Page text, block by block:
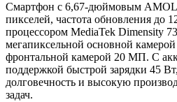
Смартфон с 6,67-дюймовым
пикселей, частота обновления до
процессором MediaTek Dimensity
мегапиксельной основной
фронтальной камерой 20 МП. С
поддержкой быстрой зарядки 45
долговечность и высокую
задач.